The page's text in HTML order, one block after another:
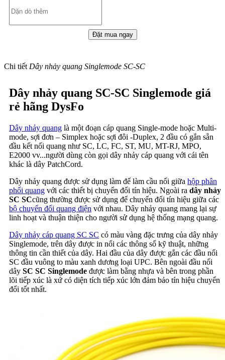
Chi tiếtDây nhảy quang Singlemode SC-SC
Dây nhảy quang SC-SC Singlemode giá
rẻ hãng DysFo
Dây nhảy quang là một đoạn cáp quang Single-mode hoặc Multi-
mode, sợi đơn – Simplex hoặc sợi đôi -Duplex, 2 đầu có gắn sẵn
đầu kết nối quang như SC, LC, FC, ST, MU, MT-RJ, MPO,
E2000 vv...người dùng còn gọi dây nhảy cáp quang với cái tên
khác là dây PatchCord.
Dây nhảy quang được sử dụng làm để làm cầu nối giữa hộp phân
phối quang với các thiết bị chuyển đổi tín hiệu. Ngoài ra dây nhảy
SC SCcũng thường được sử dụng để chuyển đổi tín hiệu giữa các
bộ chuyển đổi quang điện với nhau. Dây nhảy quang mang lại sự
linh hoạt và thuận thiện cho người sử dụng hệ thống mạng quang.
Dây nhảy cáp quang SC SC có màu vàng đặc trưng của dây nhảy
Singlemode, trên dây được in nổi các thông số kỹ thuật, những
thông tin cần thiết của dây. Hai đầu của dây được gắn các đầu nối
SC đầu vuông to màu xanh dương loại UPC. Bên ngoài đầu nối
dây SC SC Singlemode được làm bằng nhựa và bên trong phần
lõi tiếp xúc là xứ có diện tích tiếp xúc lớn đảm bảo tín hiệu chuyển
đổi tốt nhất.